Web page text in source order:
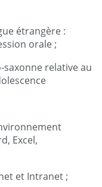
étrangère :
orale ;
relative au
Excel,
et Intranet ;